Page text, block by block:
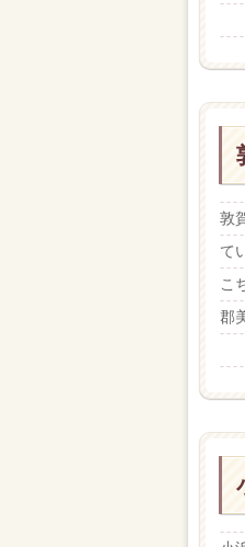
敦
て
こ
郡